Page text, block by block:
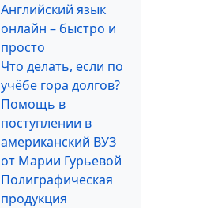
Английский язык
онлайн – быстро и
просто
Что делать, если по
учёбе гора долгов?
Помощь в
поступлении в
американский ВУЗ
от Марии Гурьевой
Полиграфическая
продукция